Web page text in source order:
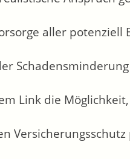
aller
Link die